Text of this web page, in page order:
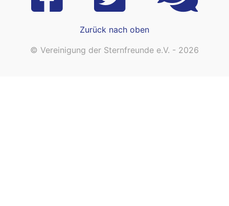
Zurück nach oben
© Vereinigung der Sternfreunde e.V. - 2026